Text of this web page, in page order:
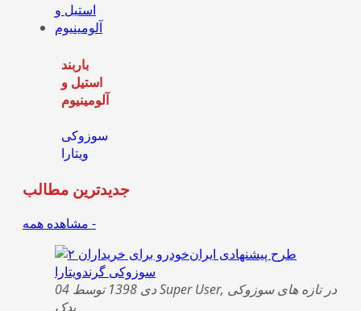
جدیدترین مطالب
مشاهده همه -
04 دی 1398 توسط Super User, در تازه های سوزوکی